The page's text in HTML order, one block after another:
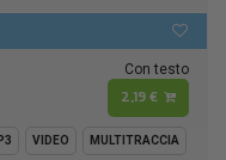
Con testo
2,19 €
VIDEO MULTITRACCIA